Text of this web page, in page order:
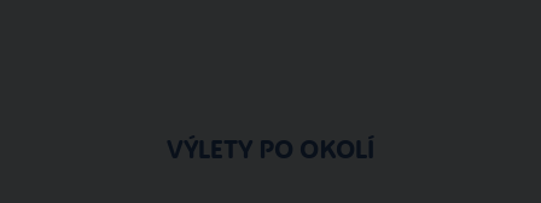
VÝLETY PO OKOLÍ